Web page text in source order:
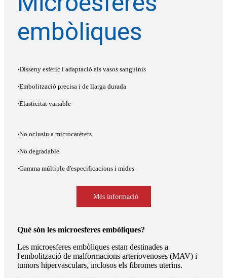
embòliques
·Disseny esfèric i adaptació als vasos sanguinis
·Embolització precisa i de llarga durada
·Elasticitat variable
·No oclusiu a microcatèters
·No degradable
·Gamma múltiple d'especificacions i mides
Més informació
Què són les microesferes embòliques?
Les microesferes embòliques estan destinades a
l'embolització de malformacions arteriovenoses (MAV) i
tumors hipervasculars, inclosos els fibromes uterins.